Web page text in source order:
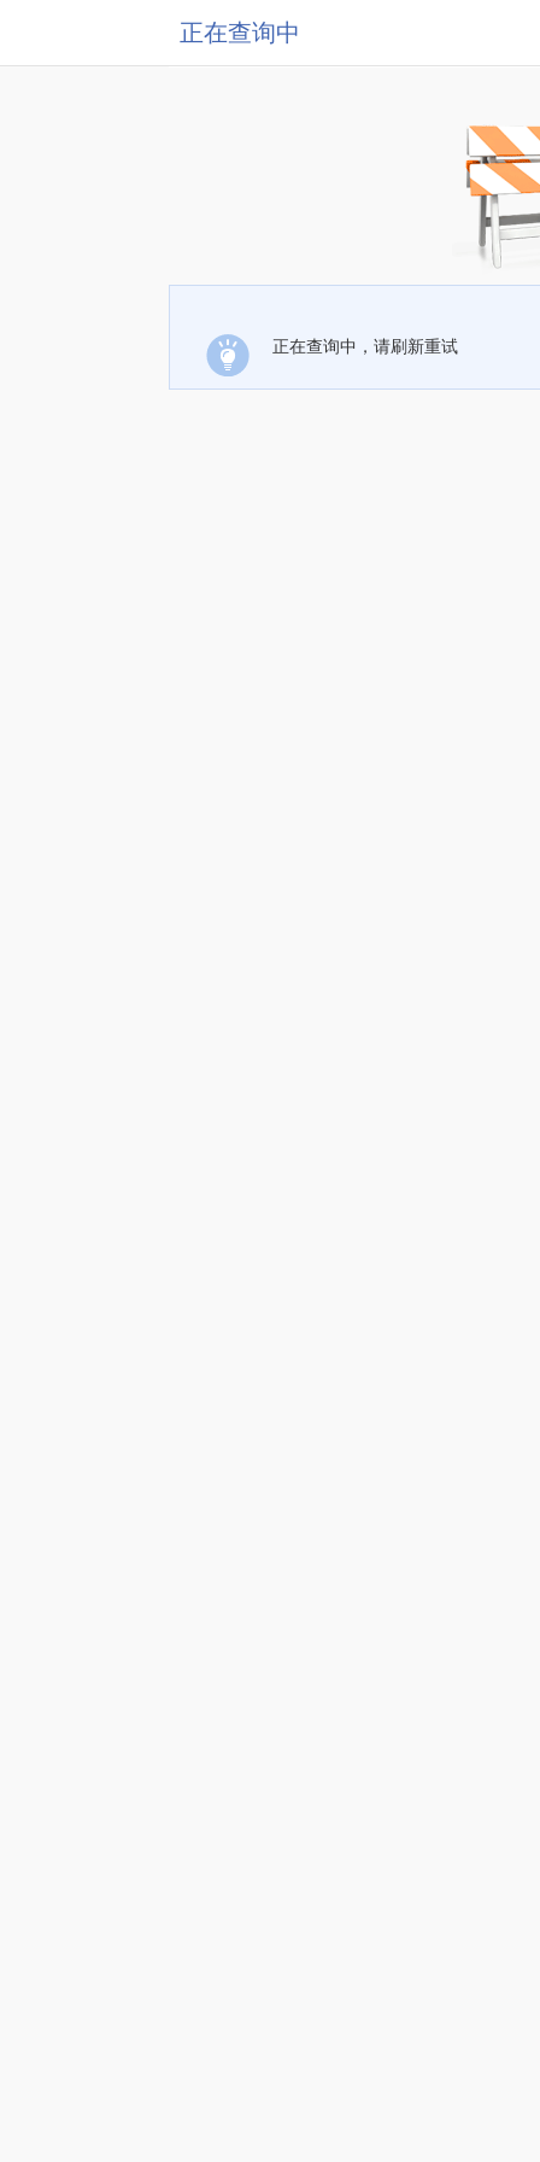
正在查询中
正在查询中，请刷新重试